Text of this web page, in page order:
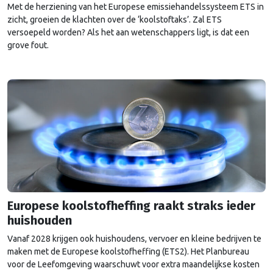
Met de herziening van het Europese emissiehandelssysteem ETS in
zicht, groeien de klachten over de ‘koolstoftaks’. Zal ETS
versoepeld worden? Als het aan wetenschappers ligt, is dat een
grove fout.
Europese koolstofheffing raakt straks ieder
huishouden
Vanaf 2028 krijgen ook huishoudens, vervoer en kleine bedrijven te
maken met de Europese koolstofheffing (ETS2). Het Planbureau
voor de Leefomgeving waarschuwt voor extra maandelijkse kosten